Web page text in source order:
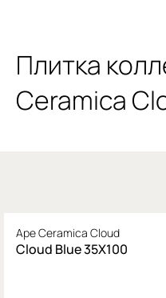
Плитка
Ceramica
Ape Ceramica Cloud
Cloud Blue 35X100